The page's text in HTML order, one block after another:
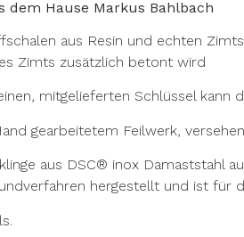
dem Hause Markus Bahlbach
aus Resin und echten
Zimts zusätzlich betont wird
mitgelieferten Schlüssel kann
gearbeitetem Feilwerk,
aus DSC® inox Damaststahl
hergestellt und ist für